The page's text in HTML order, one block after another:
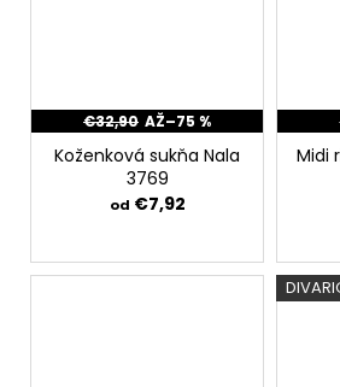
€32,90 AŽ–75 %
Koženková sukňa Nala
3769
od €7,92
Midi